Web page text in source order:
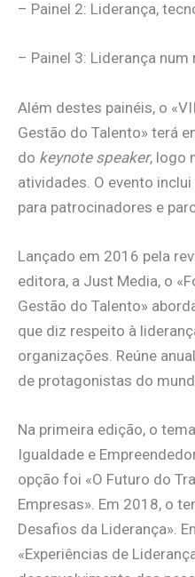
– Painel 2: Liderança,
– Painel 3: Liderança
Além destes painéis, o
Gestão do Talento» terá
do keynote speaker, logo
atividades. O evento
para patrocinadores e
Lançado em 2016 pela
editora, a Just Media, o
Gestão do Talento»
que diz respeito à
organizações. Reúne
de protagonistas do
Na primeira edição, o
Igualdade e
opção foi «O Futuro do
Empresas». Em 2018, o
Desafios da Liderança».
«Experiências de